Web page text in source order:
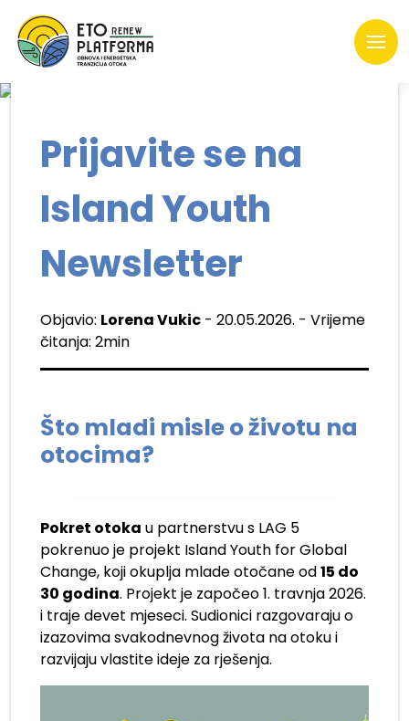
Prijavite se na
Island Youth
Newsletter
Objavio: Lorena Vukic - 20.05.2026. - Vrijeme
čitanja: 2min
Što mladi misle o životu na
otocima?
Pokret otoka u partnerstvu s LAG 5
pokrenuo je projekt Island Youth for Global
Change, koji okuplja mlade otočane od15 do
30 godina. Projekt je započeo 1. travnja 2026.
i traje devet mjeseci. Sudionici razgovaraju o
izazovima svakodnevnog života na otoku i
razvijaju vlastite ideje za rješenja.